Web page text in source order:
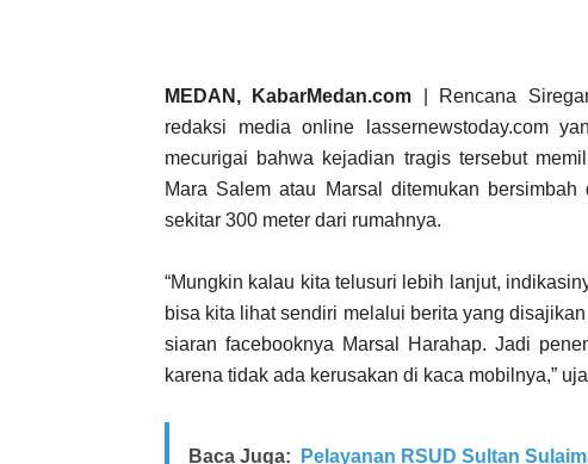
MEDAN, KabarMedan.com | Rencana
redaksi media online lassernewstoday.com
mecurigai bahwa kejadian tragis tersebut
Mara Salem atau Marsal ditemukan
sekitar 300 meter dari rumahnya.
“Mungkin kalau kita telusuri lebih lanjut,
bisa kita lihat sendiri melalui berita yang
siaran facebooknya Marsal Harahap. Jadi
karena tidak ada kerusakan di kaca mobilnya,”
Baca Juga:
Pelayanan RSUD Sultan